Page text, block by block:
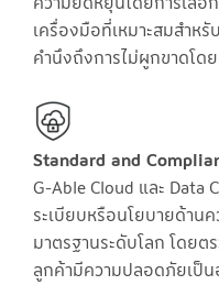
เครื่องมือที่เหมาะสมสำ
คำนึงถึงการไม่ผูกขาดโด
Standard and
G-Able Cloud และ
ระเบียบหรือนโยบายด้าน
มาตรฐานระดับโลก โดย
ลูกค้ามีความปลอดภัยเป็